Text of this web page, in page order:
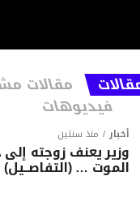
مقالات
فيديوهات
أخبار منذ سنتين
وزير يعنف زوجته
الموت … (التفاصــيل)